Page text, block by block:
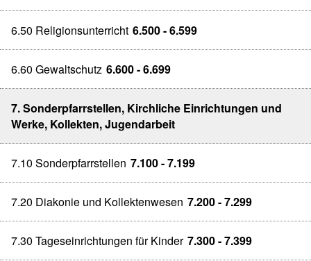
6.50 Religionsunterricht 6.500 - 6.599
6.60 Gewaltschutz 6.600 - 6.699
7. Sonderpfarrstellen, Kirchliche Einrichtungen und
Werke, Kollekten, Jugendarbeit
7.10 Sonderpfarrstellen 7.100 - 7.199
7.20 Diakonie und Kollektenwesen 7.200 - 7.299
7.30 Tageseinrichtungen für Kinder 7.300 - 7.399